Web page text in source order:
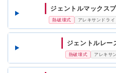
ジェントルマックス
熱破壊式 アレキサンドラ
ジェントルレー
熱破壊式 アレキサ